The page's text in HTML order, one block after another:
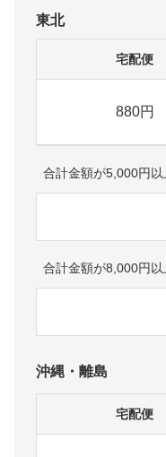
東北
宅配便
880円
合計金額が5,000円
合計金額が8,000円
沖縄・離島
宅配便